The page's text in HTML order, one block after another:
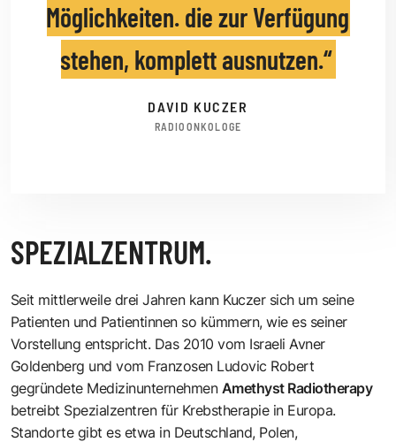
Möglichkeiten. die zur Verfügung
stehen, komplett ausnutzen.
DAVID KUCZER
RADIOONKOLOGE
SPEZIALZENTRUM.
Seit mittlerweile drei Jahren kann Kuczer sich um seine
Patienten und Patientinnen so kümmern, wie es seiner
Vorstellung entspricht. Das 2010 vom Israeli Avner
Goldenberg und vom Franzosen Ludovic Robert
gegründete Medizinunternehmen Amethyst Radiotherapy
betreibt Spezialzentren für Krebstherapie in Europa.
Standorte gibt es etwa in Deutschland, Polen,